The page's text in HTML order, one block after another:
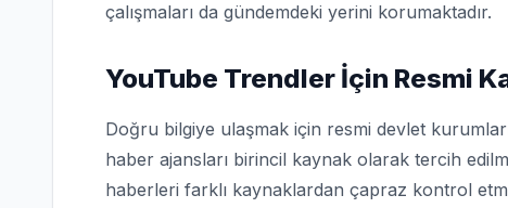
çalışmaları da gündemdeki yerini korumaktadır.
YouTube Trendler İçin Resmi
Doğru bilgiye ulaşmak için resmi devlet
haber ajansları birincil kaynak olarak tercih
haberleri farklı kaynaklardan çapraz kontrol